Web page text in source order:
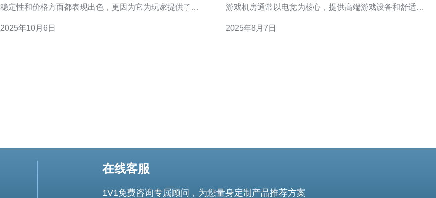
稳定性和价格方面都表现出色，更因为它为玩家提供了最
择一款最佳且便宜的服务器无疑是明智之选。在本文中，
2025年10月6日
游戏机房通常以电竞为核心，提供高端游戏设备和舒适的
交通便利，方便玩家前往。第三，很多游戏机房会通过会
2025年8月7日
在线客服
1V1免费咨询专属顾问，为您量身定制产品推荐方案